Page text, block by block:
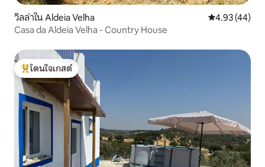
วิลล่าใน Aldeia Velha คะแนนเฉลี่ย
4.93 (44)
Casa da Aldeia Velha - Country House
โดนใจเกสต์ที่สุด
โดนใจเกสต์